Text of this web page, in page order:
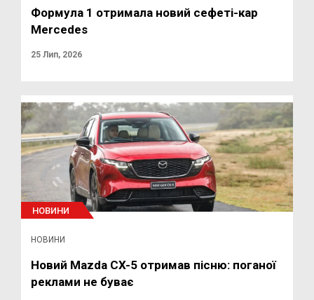
Формула 1 отримала новий сефеті-кар
Mercedes
25 Лип, 2026
НОВИНИ
НОВИНИ
Новий Mazda CX-5 отримав пісню: поганої
реклами не буває